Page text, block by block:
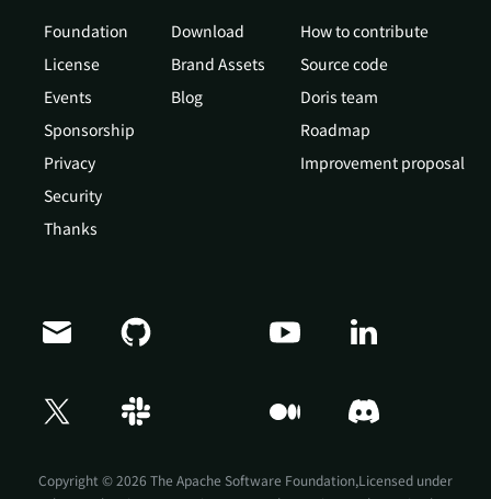
Foundation
License
Events
Sponsorship
Privacy
Security
Thanks
Download
Brand Assets
Blog
How to contribute
Source code
Doris team
Roadmap
Improvement proposal
Copyright © 2026 The Apache Software Foundation,Licensed under
Doris Summit 26